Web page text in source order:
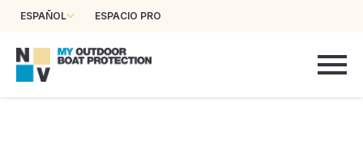
ESPAÑOL ESPACIO PRO